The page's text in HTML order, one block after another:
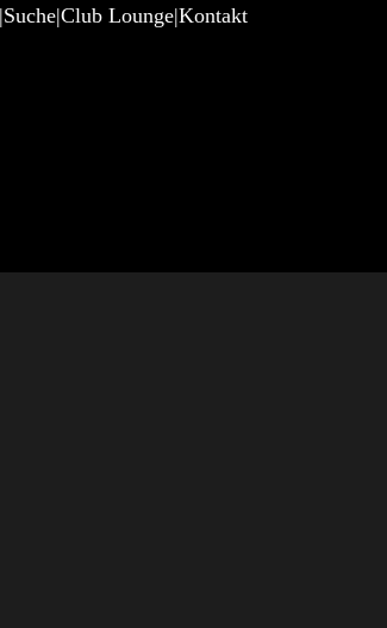
Suche Club Lounge Kontakt